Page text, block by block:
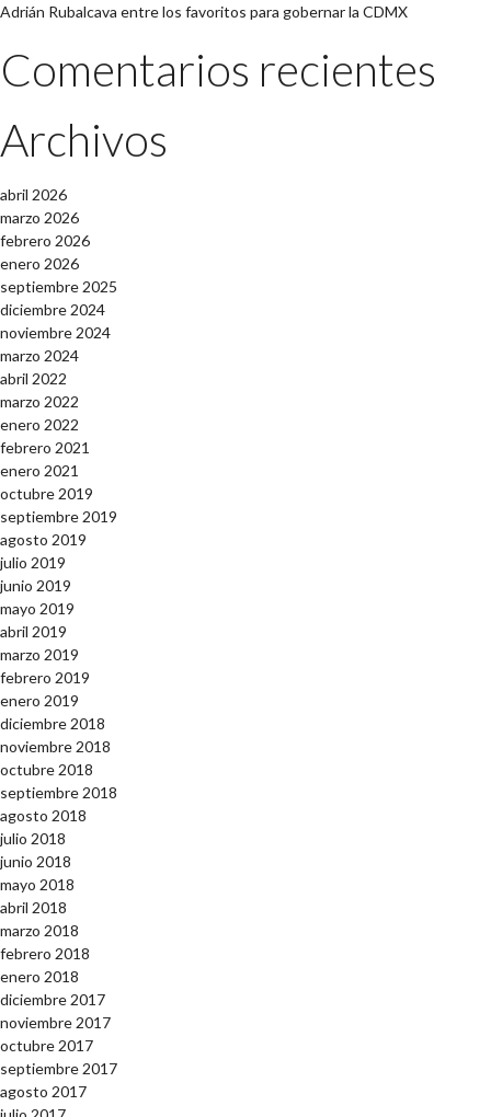
Adrián Rubalcava entre los favoritos para gobernar la CDMX
Comentarios recientes
Archivos
abril 2026
marzo 2026
febrero 2026
enero 2026
septiembre 2025
diciembre 2024
noviembre 2024
marzo 2024
abril 2022
marzo 2022
enero 2022
febrero 2021
enero 2021
octubre 2019
septiembre 2019
agosto 2019
julio 2019
junio 2019
mayo 2019
abril 2019
marzo 2019
febrero 2019
enero 2019
diciembre 2018
noviembre 2018
octubre 2018
septiembre 2018
agosto 2018
julio 2018
junio 2018
mayo 2018
abril 2018
marzo 2018
febrero 2018
enero 2018
diciembre 2017
noviembre 2017
octubre 2017
septiembre 2017
agosto 2017